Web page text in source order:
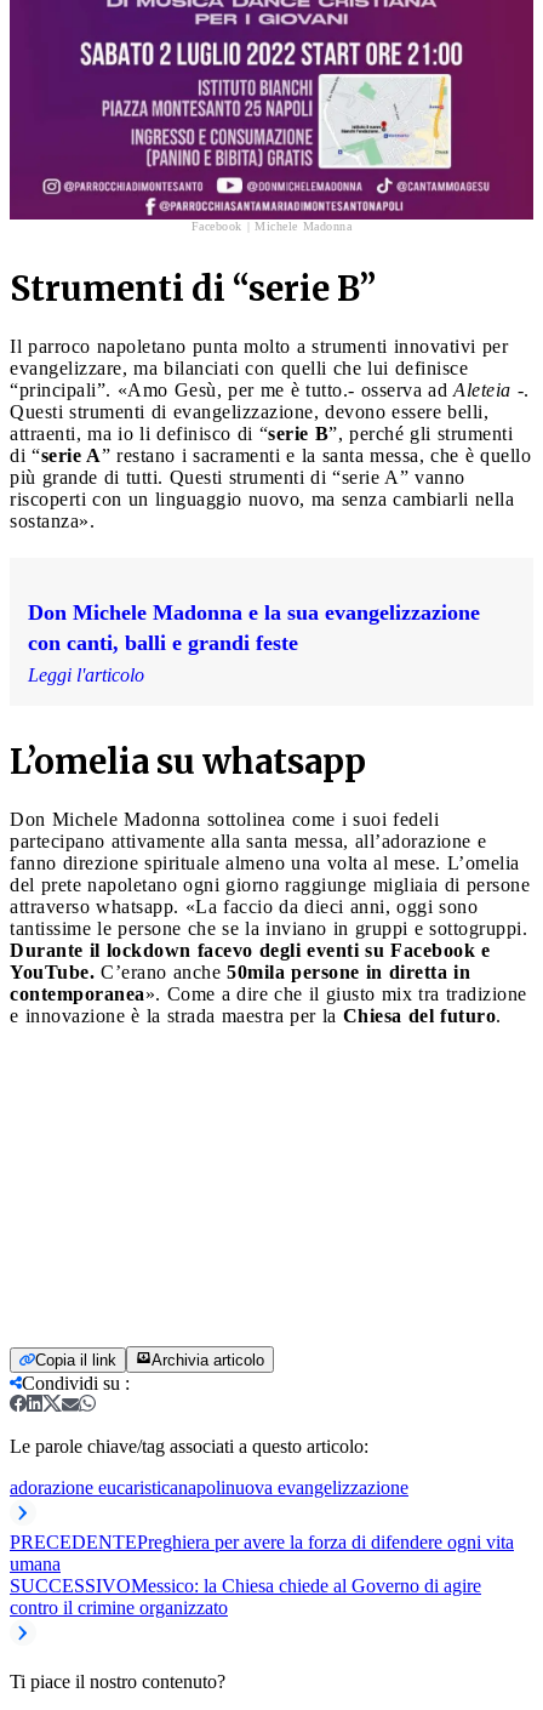
Facebook | Michele Madonna
Strumenti di “serie B”
Il parroco napoletano punta molto a strumenti innovativi per
evangelizzare, ma bilanciati con quelli che lui definisce
“principali”. «Amo Gesù, per me è tutto.- osserva ad Aleteia -.
Questi strumenti di evangelizzazione, devono essere belli,
attraenti, ma io li definisco di “serie B”, perché gli strumenti
di “serie A” restano i sacramenti e la santa messa, che è quello
più grande di tutti. Questi strumenti di “serie A” vanno
riscoperti con un linguaggio nuovo, ma senza cambiarli nella
sostanza».
Don Michele Madonna e la sua evangelizzazione
con canti, balli e grandi feste
Leggi l'articolo
L’omelia su whatsapp
Don Michele Madonna sottolinea come i suoi fedeli
partecipano attivamente alla santa messa, all’adorazione e
fanno direzione spirituale almeno una volta al mese. L’omelia
del prete napoletano ogni giorno raggiunge migliaia di persone
attraverso whatsapp. «La faccio da dieci anni, oggi sono
tantissime le persone che se la inviano in gruppi e sottogruppi.
Durante il lockdown facevo degli eventi su Facebook e
YouTube. C’erano anche 50mila persone in diretta in
contemporanea». Come a dire che il giusto mix tra tradizione
e innovazione è la strada maestra per la Chiesa del futuro.
Copia il link Archivia articolo
Condividi su :
Le parole chiave/tag associati a questo articolo:
adorazione eucaristicanapolinuova evangelizzazione
PRECEDENTEPreghiera per avere la forza di difendere ogni vita
umana
SUCCESSIVOMessico: la Chiesa chiede al Governo di agire
contro il crimine organizzato
Ti piace il nostro contenuto?